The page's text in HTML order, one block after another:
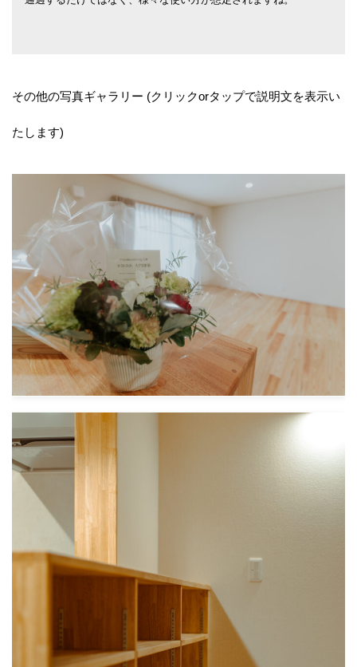
その他の写真ギャラリー (クリックorタップで説明文を表示い
たします)